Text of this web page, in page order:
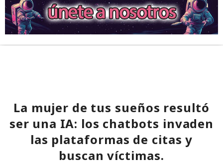
La mujer de tus sueños resultó
ser una IA: los chatbots invaden
las plataformas de citas y
buscan víctimas.